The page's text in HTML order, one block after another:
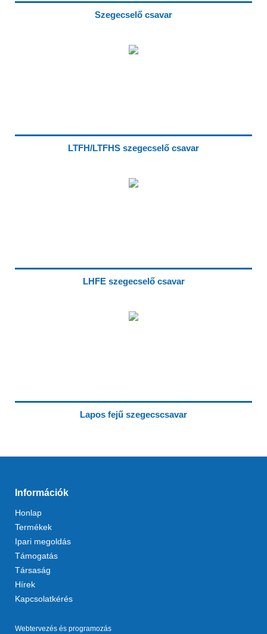
Szegecselő csavar
LTFH/LTFHS szegecselő csavar
LHFE szegecselő csavar
Lapos fejű szegecscsavar
Információk
Honlap
Termékek
Ipari megoldás
Támogatás
Társaság
Hírek
Kapcsolatkérés
Webtervezés és programozás